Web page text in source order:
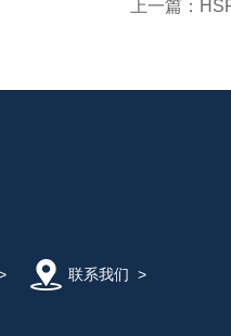
上一篇：
联系我们 >